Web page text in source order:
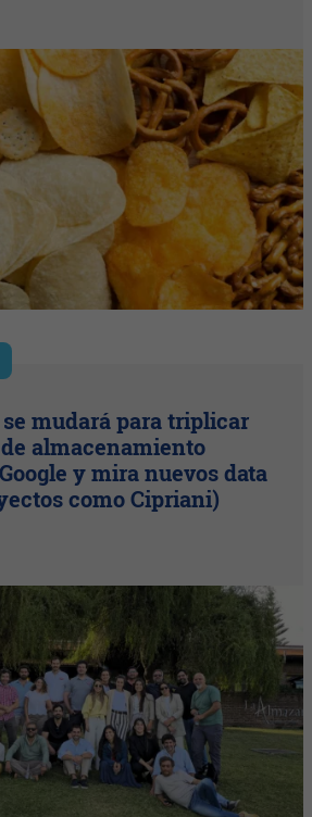
mudará para triplicar
almacenamiento
y mira nuevos data
como Cipriani)